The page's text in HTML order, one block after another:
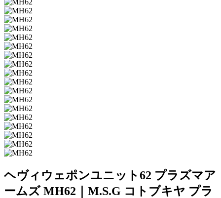
ヘヴィウェポンユニット62 プラズマア
ームズ MH62｜M.S.G コトブキヤ プラ